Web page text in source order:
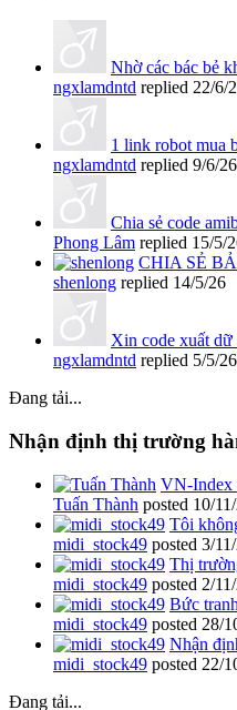
Nhờ các bác bẻ
ngxlamdntd replied 22/6/
1 link robot mua
ngxlamdntd replied 9/6/26
Chia sẻ code
Phong Lâm replied 15/5/
CHIA SẺ
shenlong replied 14/5/26
Xin code xuất dữ
ngxlamdntd replied 5/5/26
Đang tải...
Nhận định thị trường
VN-Index
Tuấn Thành posted 10/
Tôi
midi_stock49 posted 3/
Thị
midi_stock49 posted 2/
Bức
midi_stock49 posted 28/
Nhận
midi_stock49 posted 22/
Đang tải...